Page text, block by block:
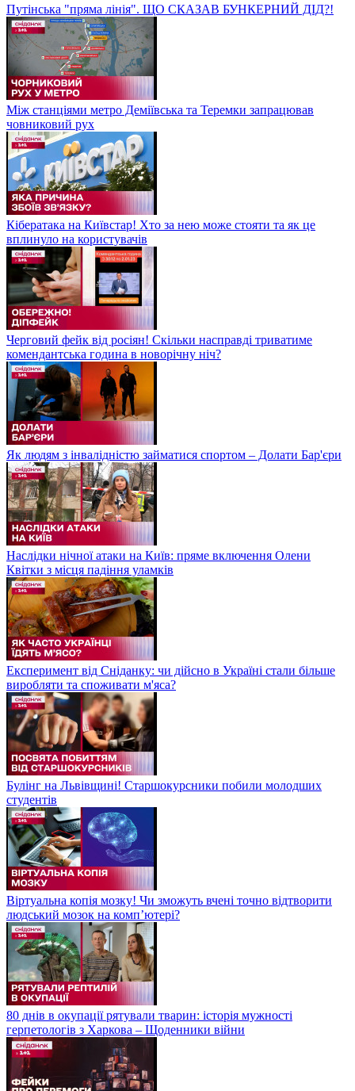
Путінська "пряма лінія". ЩО СКАЗАВ БУНКЕРНИЙ ДІД?!
Між станціями метро Деміївська та Теремки запрацював
човниковий рух
Кібератака на Київстар! Хто за нею може стояти та як це
вплинуло на користувачів
Черговий фейк від росіян! Скільки насправді триватиме
комендантська година в новорічну ніч?
Як людям з інвалідністю займатися спортом – Долати Бар'єри
Наслідки нічної атаки на Київ: пряме включення Олени
Квітки з місця падіння уламків
Експеримент від Сніданку: чи дійсно в Україні стали більше
виробляти та споживати м'яса?
Булінг на Львівщині! Старшокурсники побили молодших
студентів
Віртуальна копія мозку! Чи зможуть вчені точно відтворити
людський мозок на компʼютері?
80 днів в окупації рятували тварин: історія мужності
герпетологів з Харкова – Щоденники війни